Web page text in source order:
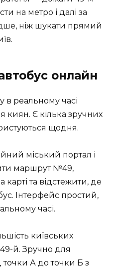
на метро і далі за
ніж шукати прямий
онлайн
в реальному часі
киян. Є кілька зручних
щодня.
міський портал і
маршрут №49,
та відстежити, де
Інтерфейс простий,
часі.
київських
й. Зручно для
А до точки Б з